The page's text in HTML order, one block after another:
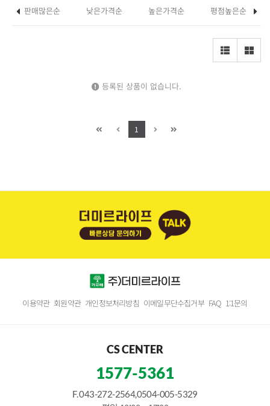
판매많은순 낮은가격순 높은가격순 평점높은순
등록된 상품이 없습니다.
1
이용약관 회원약관 개인정보처리방침 이메일무단수집거부 FAQ 1:1문의
CS CENTER
1577-5361
F. 043-272-2564,0504-005-5329